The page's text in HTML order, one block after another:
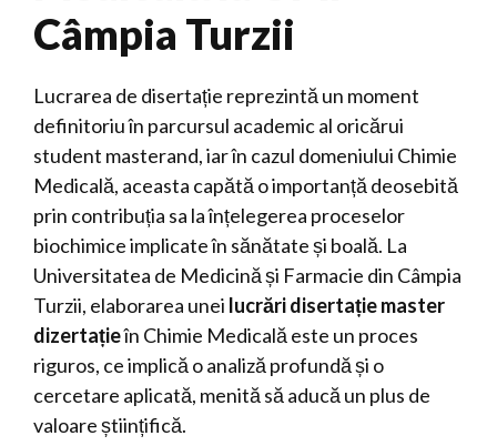
Câmpia Turzii
Lucrarea de disertație reprezintă un moment
definitoriu în parcursul academic al oricărui
student masterand, iar în cazul domeniului Chimie
Medicală, aceasta capătă o importanță deosebită
prin contribuția sa la înțelegerea proceselor
biochimice implicate în sănătate și boală. La
Universitatea de Medicină și Farmacie din Câmpia
Turzii, elaborarea unei lucrări disertație master
dizertațieîn Chimie Medicală este un proces
riguros, ce implică o analiză profundă și o
cercetare aplicată, menită să aducă un plus de
valoare științifică.